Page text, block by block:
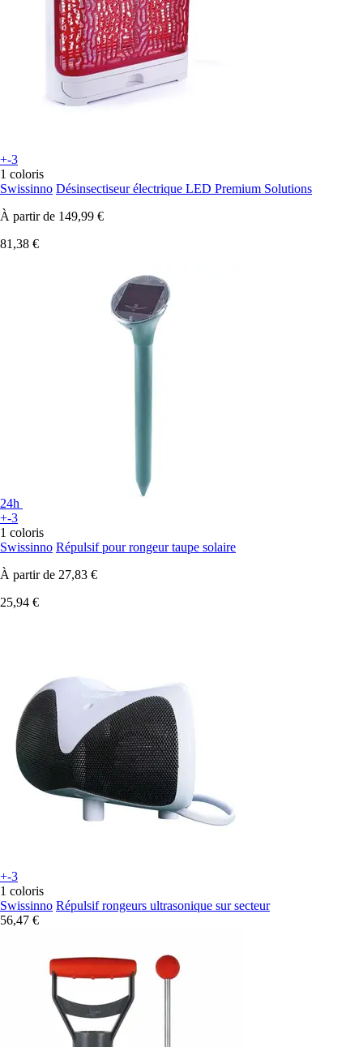
+-3
1 coloris
Swissinno Désinsectiseur électrique LED Premium Solutions
À partir de 149,99 €
81,38 €
24h
+-3
1 coloris
Swissinno Répulsif pour rongeur taupe solaire
À partir de 27,83 €
25,94 €
+-3
1 coloris
Swissinno Répulsif rongeurs ultrasonique sur secteur
56,47 €